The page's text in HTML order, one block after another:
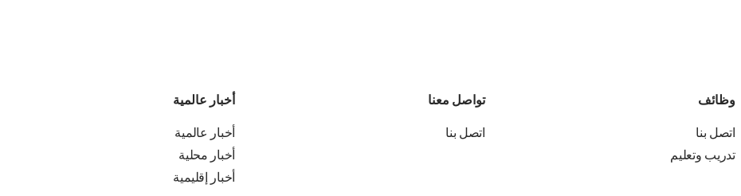
وظائف
اتصل بنا
تدريب وتعليم
تواصل معنا
اتصل بنا
أخبار عالمية
أخبار عالمية
أخبار محلية
أخبار إقليمية